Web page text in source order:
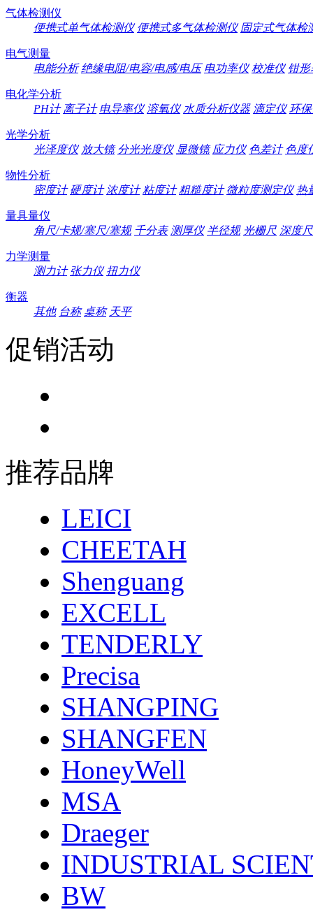
气体检测仪
便携式单气体检测仪 便携式多气体检测仪 固定式气体检
电气测量
电能分析 绝缘电阻/电容/电感/电压 电功率仪 校准仪 钳形
电化学分析
PH计 离子计 电导率仪 溶氧仪 水质分析仪器 滴定仪 环
光学分析
光泽度仪 放大镜 分光光度仪 显微镜 应力仪 色差计 色度
物性分析
密度计 硬度计 浓度计 粘度计 粗糙度计 微粒度测定仪 热
量具量仪
角尺/卡规/塞尺/塞规 千分表 测厚仪 半径规 光栅尺 深度尺
力学测量
测力计 张力仪 扭力仪
衡器
其他 台称 桌称 天平
促销活动
推荐品牌
LEICI
CHEETAH
Shenguang
EXCELL
TENDERLY
Precisa
SHANGPING
SHANGFEN
HoneyWell
MSA
Draeger
INDUSTRIAL
BW